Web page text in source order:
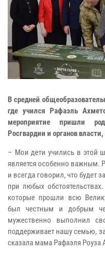
В средней
где учился Рафаэль
мероприятие пришли
Росгвардии и органов
– Мои дети учились в этой
является особенно важным.
и всегда говорил, что будет
при любых
которые прошли всю
был честным и добрым
мужественно выполнил
поддерживает нашу семью,
сказала мама Рафаэля Роуза